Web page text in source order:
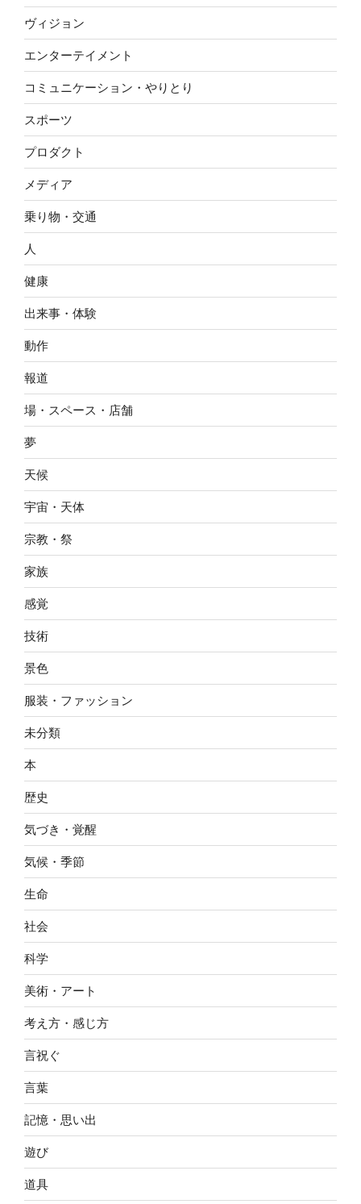
ヴィジョン
エンターテイメント
コミュニケーション・やりとり
スポーツ
プロダクト
メディア
乗り物・交通
人
健康
出来事・体験
動作
報道
場・スペース・店舗
夢
天候
宇宙・天体
宗教・祭
家族
感覚
技術
景色
服装・ファッション
未分類
本
歴史
気づき・覚醒
気候・季節
生命
社会
科学
美術・アート
考え方・感じ方
言祝ぐ
言葉
記憶・思い出
遊び
道具